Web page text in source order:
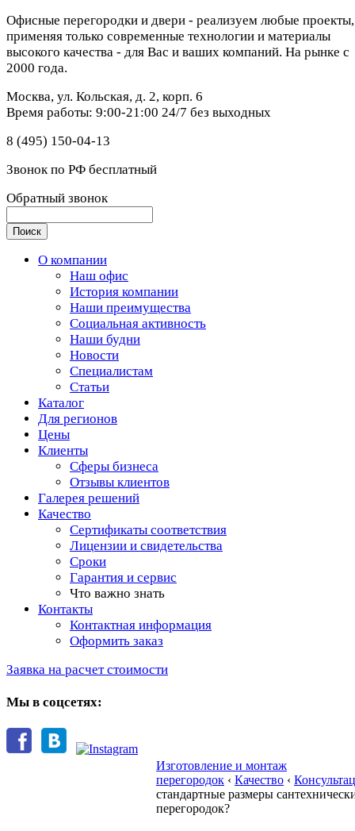
Офисные перегородки и двери - реализуем любые проекты,
применяя только современные технологии и материалы
высокого качества - для Вас и ваших компаний. На рынке с
2000 года.
Москва, ул. Кольская, д. 2, корп. 6
Время работы: 9:00-21:00 24/7 без выходных
8 (495) 150-04-13
Звонок по РФ бесплатный
Обратный звонок
О компании
Наш офис
История компании
Наши преимущества
Социальная активность
Наши будни
Новости
Специалистам
Статьи
Каталог
Для регионов
Цены
Клиенты
Сферы бизнеса
Отзывы клиентов
Галерея решений
Качество
Сертификаты соответствия
Лицензии и свидетельства
Сроки
Гарантия и сервис
Что важно знать
Контакты
Контактная информация
Оформить заказ
Заявка на расчет стоимости
Мы в соцсетях:
Изготовление и монтаж
перегородок ‹ Качество ‹
стандартные размеры
перегородок?